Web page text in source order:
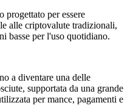
progettato per essere
alle criptovalute tradizionali,
basse per l'uso quotidiano.
a diventare una delle
supportata da una grande
per mance, pagamenti e